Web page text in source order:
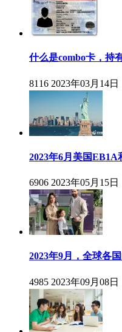
什么是combo卡，持
8116 2023年03月14日
2023年6月美国
6906 2023年05月15日
2023年9月，全球各
4985 2023年09月08日